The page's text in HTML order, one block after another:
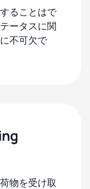
ることはで
ータスに関
不可欠で
物を受け取